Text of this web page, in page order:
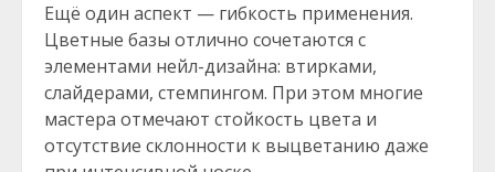
Ещё один аспект — гибкость применения.
Цветные базы отлично сочетаются с
элементами нейл-дизайна: втирками,
слайдерами, стемпингом. При этом многие
мастера отмечают стойкость цвета и
отсутствие склонности к выцветанию даже